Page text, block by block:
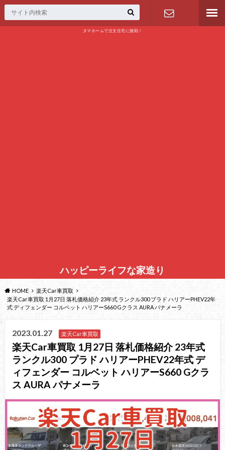
タマホームで注文住宅に挑戦！
ハッピーライフな家造り
HOME
楽天Car車買取
楽天Car車買取 1月27日 落札価格紹介 23年式 ランクル300 プラド ハリアーPHEV22年
式 ディフェンダー コルベット ハリアーS660 Gクラス AURA パナメーラ
2023.01.27 楽天Car車買取
楽天Car車買取 1月27日 落札価格紹介 23年式
ランクル300 プラド ハリアーPHEV22年式 デ
ィフェンダー コルベット ハリアーS660 Gクラ
ス AURA パナメーラ